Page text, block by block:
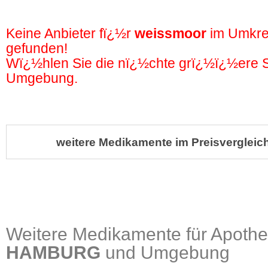
Keine Anbieter fï¿½r weissmoor im
gefunden!
Wï¿½hlen Sie die nï¿½chte grï¿½ï¿½ere
Umgebung.
weitere Medikamente im
Weitere Medikamente für
HAMBURG und Umgebung